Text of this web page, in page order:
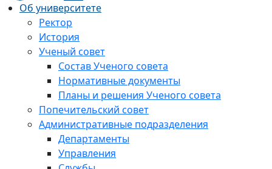
Об университете
Ректор
История
Ученый совет
Состав Ученого совета
Нормативные документы
Планы и решения Ученого совета
Попечительский совет
Административные подразделения
Департаменты
Управления